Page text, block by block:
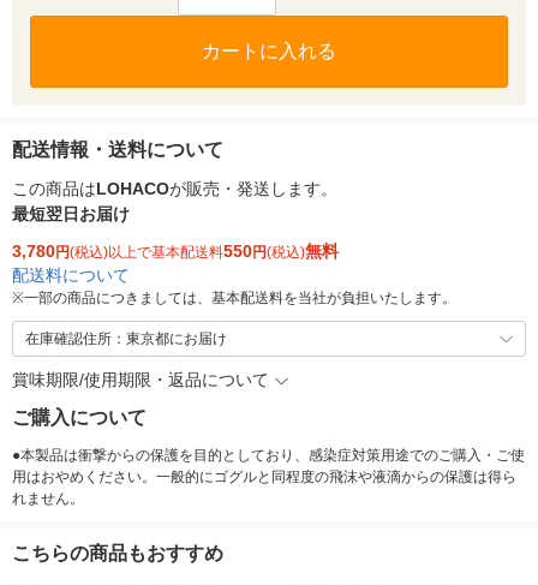
カートに入れる
配送情報・送料について
この商品はLOHACOが販売・発送します。
最短翌日お届け
3,780円(税込)以上で基本配送料550円(税込)無料
配送料について
※一部の商品につきましては、基本配送料を当社が負担いたします。
在庫確認住所：東京都にお届け
賞味期限/使用期限・返品について
ご購入について
●本製品は衝撃からの保護を目的としており、感染症対策用途でのご購入・ご使
用はおやめください。一般的にゴグルと同程度の飛沫や液滴からの保護は得ら
れません。
こちらの商品もおすすめ